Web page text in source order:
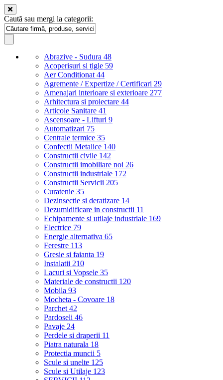
Caută sau mergi la categorii:
Abrazive - Sudura 48
Acoperisuri si tigle 59
Aer Conditionat 44
Agremente / Expertize / Certificari 29
Amenajari interioare si exterioare 277
Arhitectura si proiectare 44
Articole Sanitare 41
Ascensoare - Lifturi 9
Automatizari 75
Centrale termice 35
Confectii Metalice 140
Constructii civile 142
Constructii imobiliare noi 26
Constructii industriale 172
Constructii Servicii 205
Curatenie 35
Dezinsectie si deratizare 14
Dezumidificare in constructii 11
Echipamente si utilaje industriale 169
Electrice 79
Energie alternativa 65
Ferestre 113
Gresie si faianta 19
Instalatii 210
Lacuri si Vopsele 35
Materiale de constructii 120
Mobila 93
Mocheta - Covoare 18
Parchet 42
Pardoseli 46
Pavaje 24
Perdele si draperii 11
Piatra naturala 18
Protectia muncii 5
Scule si unelte 125
Scule si Utilaje 123